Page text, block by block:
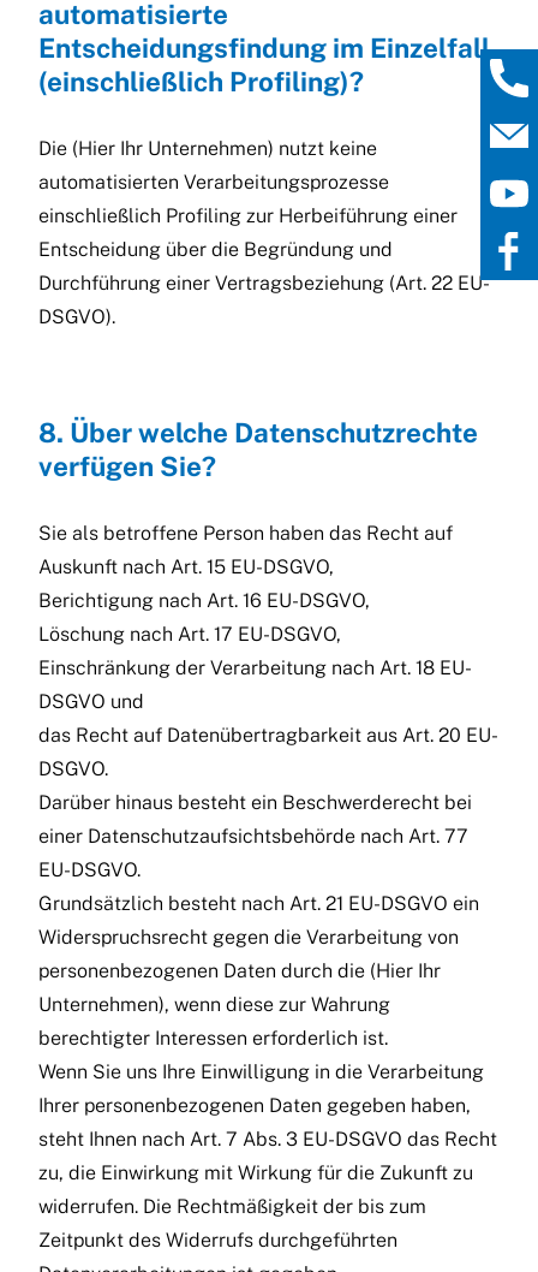
automatisierte
Entscheidungsfindung im Einzelfall
(einschließlich Profiling)?
Die (Hier Ihr Unternehmen) nutzt keine
automatisierten Verarbeitungsprozesse
einschließlich Profiling zur Herbeiführung einer
Entscheidung über die Begründung und
Durchführung einer Vertragsbeziehung (Art. 22 EU-
DSGVO).
8. Über welche Datenschutzrechte
verfügen Sie?
Sie als betroffene Person haben das Recht auf
Auskunft nach Art. 15 EU-DSGVO,
Berichtigung nach Art. 16 EU-DSGVO,
Löschung nach Art. 17 EU-DSGVO,
Einschränkung der Verarbeitung nach Art. 18 EU-
DSGVO und
das Recht auf Datenübertragbarkeit aus Art. 20 EU-
DSGVO.
Darüber hinaus besteht ein Beschwerderecht bei
einer Datenschutzaufsichtsbehörde nach Art. 77
EU-DSGVO.
Grundsätzlich besteht nach Art. 21 EU-DSGVO ein
Widerspruchsrecht gegen die Verarbeitung von
personenbezogenen Daten durch die (Hier Ihr
Unternehmen), wenn diese zur Wahrung
berechtigter Interessen erforderlich ist.
Wenn Sie uns Ihre Einwilligung in die Verarbeitung
Ihrer personenbezogenen Daten gegeben haben,
steht Ihnen nach Art. 7 Abs. 3 EU-DSGVO das Recht
zu, die Einwirkung mit Wirkung für die Zukunft zu
widerrufen. Die Rechtmäßigkeit der bis zum
Zeitpunkt des Widerrufs durchgeführten